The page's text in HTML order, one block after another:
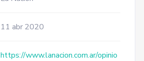
11 abr 2020
https://www.lanacion.com.ar/opinio